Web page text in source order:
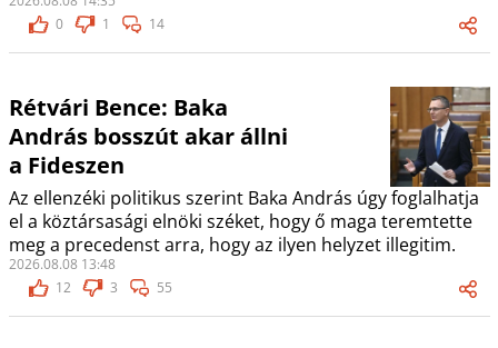
0
1 14
Rétvári Bence: Baka
András bosszút akar állni
a Fideszen
Az ellenzéki politikus szerint Baka András úgy foglalhatja
el a köztársasági elnöki széket, hogy ő maga teremtette
meg a precedenst arra, hogy az ilyen helyzet illegitim.
2026.08.08 13:48
12
3 55